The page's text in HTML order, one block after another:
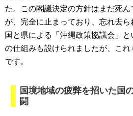
た。この閣議決定の方針はまだ死
が、完全に止まっており、忘れ去ら
国と県による「沖縄政策協議会」
の仕組みも設けられましたが、こ
です。
国境地域の疲弊を招いた国
闘